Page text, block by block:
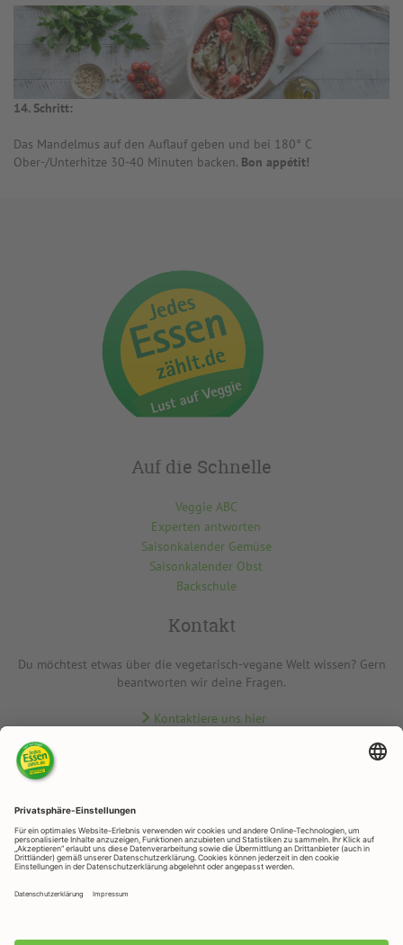
14. Schritt:
Das Mandelmus auf den Auflauf geben und bei 180° C
Ober-/Unterhitze 30-40 Minuten backen. Bon appétit!
Auf die Schnelle
Veggie ABC
Experten antworten
Saisonkalender Gemüse
Saisonkalender Obst
Backschule
Kontakt
Du möchtest etwas über die vegetarisch-vegane Welt wissen? Gern
beantworten wir deine Fragen.
Kontaktiere uns hier
Telefax: +49 (0)8330 / 529 – 1188
E-Mail:veggie@rapunzel.de
RAPUNZEL NATURKOST GmbH © 2026 • Impressum